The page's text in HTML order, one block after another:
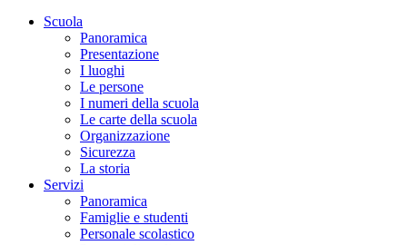
Scuola
Panoramica
Presentazione
I luoghi
Le persone
I numeri della scuola
Le carte della scuola
Organizzazione
Sicurezza
La storia
Servizi
Panoramica
Famiglie e studenti
Personale scolastico